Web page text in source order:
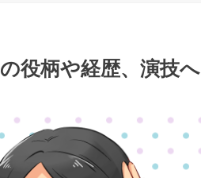
役柄や経歴、演技へ